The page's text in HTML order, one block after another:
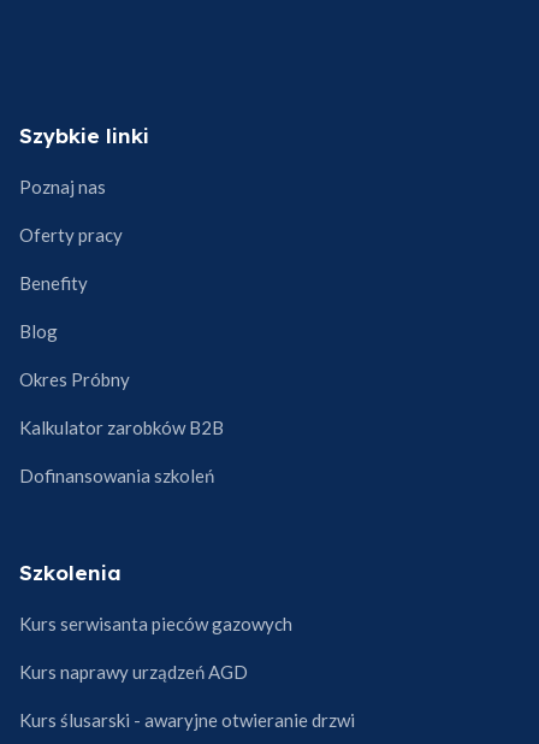
Szybkie linki
Poznaj nas
Oferty pracy
Benefity
Blog
Okres Próbny
Kalkulator zarobków B2B
Dofinansowania szkoleń
Szkolenia
Kurs serwisanta pieców gazowych
Kurs naprawy urządzeń AGD
Kurs ślusarski - awaryjne otwieranie drzwi